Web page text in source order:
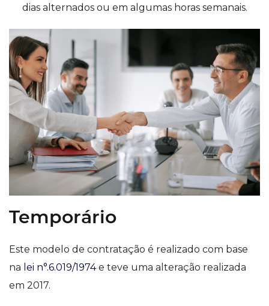
dias alternados ou em algumas horas semanais.
Temporário
Este modelo de contratação é realizado com base
na lei n°.6.019/1974e teve uma alteração realizada
em 2017.